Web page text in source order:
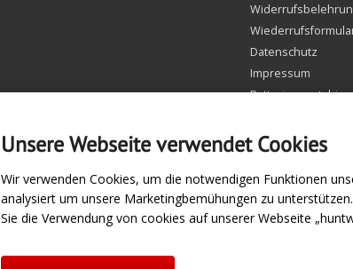
Datenschutz
Impressum
Einstellungen
Unsere Webseite verwendet Cookies
Wir verwenden Cookies, um die notwendigen Funktionen
analysiert um unsere Marketingbemühungen zu
Sie die Verwendung von cookies auf unserer Webseite